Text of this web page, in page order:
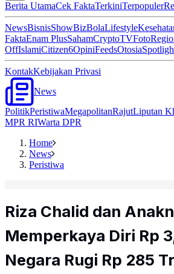
Berita UtamaCek FaktaTerkiniTerpopuler
NewsBisnisShowBizBolaLifestyle
FaktaEnam PlusSahamCryptoTVFoto
OffIslamiCitizen6OpiniFeedsOtosia
KontakKebijakan Privasi
News
PolitikPeristiwaMegapolitanRajutLiputan
MPR RIWarta DPR
Home
News
Peristiwa
Riza Chalid dan
Memperkaya Diri Rp
Negara Rugi Rp 285